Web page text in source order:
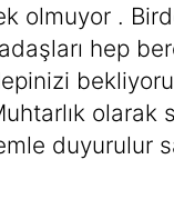
olmuyor .
hep
olarak
duyurulur